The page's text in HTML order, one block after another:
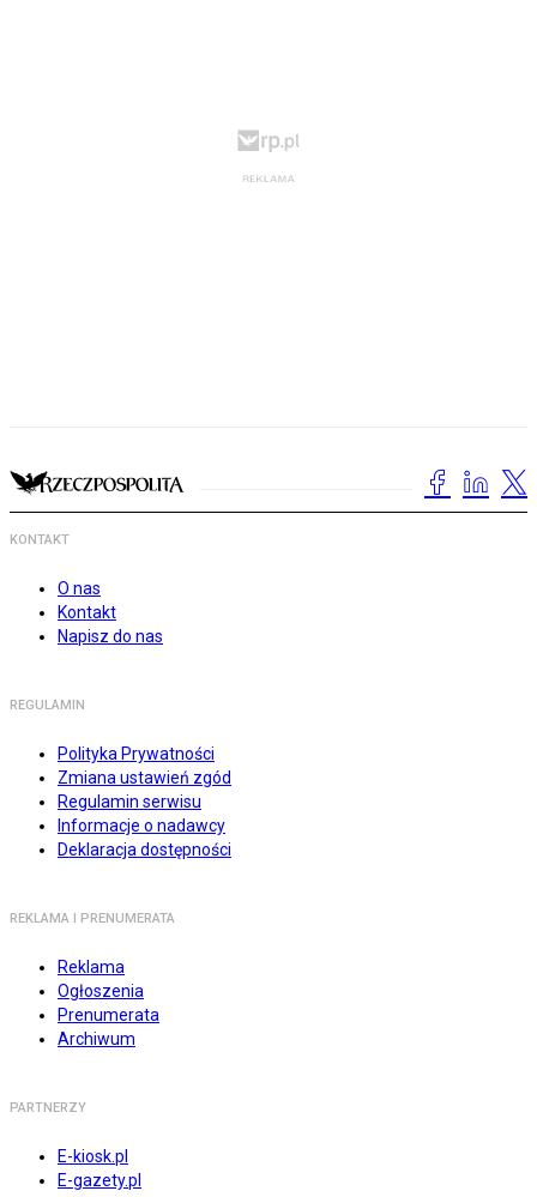
KONTAKT
O nas
Kontakt
Napisz do nas
REGULAMIN
Polityka Prywatności
Zmiana ustawień zgód
Regulamin serwisu
Informacje o nadawcy
Deklaracja dostępności
REKLAMA I PRENUMERATA
Reklama
Ogłoszenia
Prenumerata
Archiwum
PARTNERZY
E-kiosk.pl
E-gazety.pl